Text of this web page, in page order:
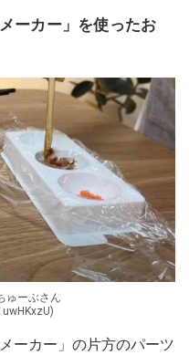
ーカー」を使ったお
ゅーぶさん
ーカー」の片方のパーツ